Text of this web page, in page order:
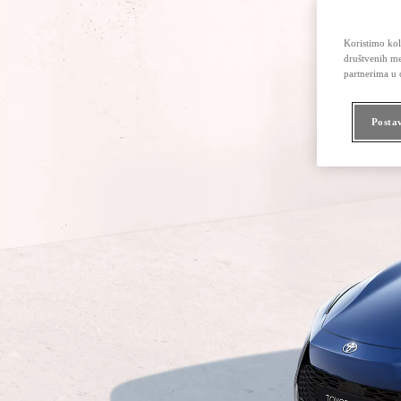
Koristimo
društvenih
partnerima u